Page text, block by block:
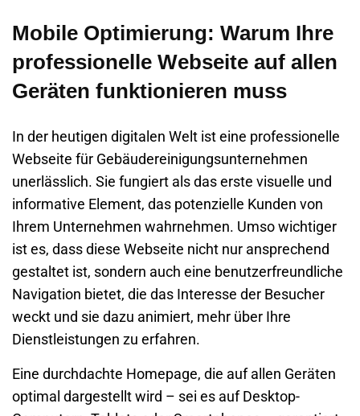
Mobile Optimierung: Warum Ihre
professionelle Webseite auf allen
Geräten funktionieren muss
In der heutigen digitalen Welt ist eine professionelle
Webseite für Gebäudereinigungsunternehmen
unerlässlich. Sie fungiert als das erste visuelle und
informative Element, das potenzielle Kunden von
Ihrem Unternehmen wahrnehmen. Umso wichtiger
ist es, dass diese Webseite nicht nur ansprechend
gestaltet ist, sondern auch eine benutzerfreundliche
Navigation bietet, die das Interesse der Besucher
weckt und sie dazu animiert, mehr über Ihre
Dienstleistungen zu erfahren.
Eine durchdachte Homepage, die auf allen Geräten
optimal dargestellt wird – sei es auf Desktop-